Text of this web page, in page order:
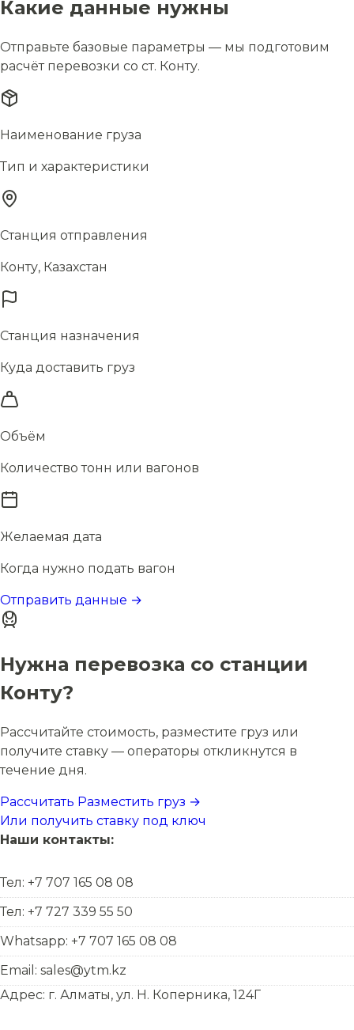
Какие данные нужны
Отправьте базовые параметры — мы подготовим
расчёт перевозки со ст. Конту.
Наименование груза
Тип и характеристики
Станция отправления
Конту, Казахстан
Станция назначения
Куда доставить груз
Объём
Количество тонн или вагонов
Желаемая дата
Когда нужно подать вагон
Отправить данные →
Нужна перевозка со станции
Конту?
Рассчитайте стоимость, разместите груз или
получите ставку — операторы откликнутся в
течение дня.
Рассчитать Разместить груз →
Или получить ставку под ключ
Наши контакты:
Тел: +7 707 165 08 08
Тел: +7 727 339 55 50
Whatsapp: +7 707 165 08 08
Email: sales@ytm.kz
Адрес: г. Алматы, ул. Н. Коперника, 124Г